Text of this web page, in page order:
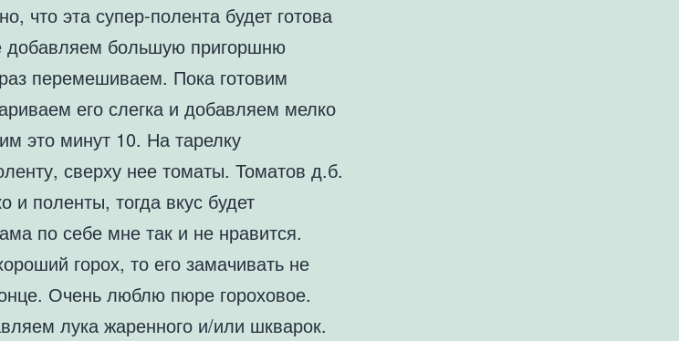
что эта супер-полента будет готова
добавляем большую пригоршню
перемешиваем. Пока готовим
его слегка и добавляем мелко
это минут 10. На тарелку
сверху нее томаты. Томатов д.б.
и поленты, тогда вкус будет
по себе мне так и не нравится.
горох, то его замачивать не
Очень люблю пюре гороховое.
лука жаренного и/или шкварок.